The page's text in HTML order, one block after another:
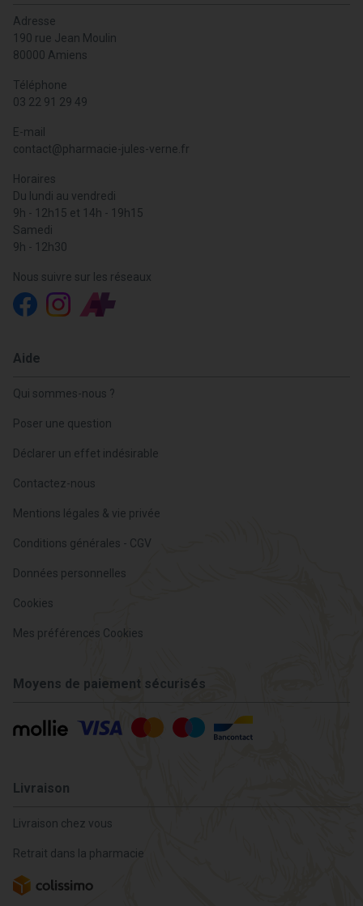
Adresse
190 rue Jean Moulin
80000 Amiens
Téléphone
03 22 91 29 49
E-mail
contact@pharmacie-jules-verne.fr
Horaires
Du lundi au vendredi
9h - 12h15 et 14h - 19h15
Samedi
9h - 12h30
Nous suivre sur les réseaux
Aide
Qui sommes-nous ?
Poser une question
Déclarer un effet indésirable
Contactez-nous
Mentions légales & vie privée
Conditions générales - CGV
Données personnelles
Cookies
Mes préférences Cookies
Moyens de paiement sécurisés
Livraison
Livraison chez vous
Retrait dans la pharmacie